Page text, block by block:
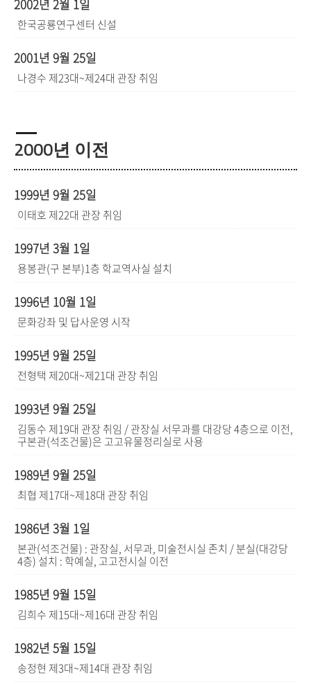
2002년 2월 1일
한국공룡연구센터 신설
2001년 9월 25일
나경수 제23대~제24대 관장 취임
2000년 이전
1999년 9월 25일
이태호 제22대 관장 취임
1997년 3월 1일
용봉관(구 본부)1층 학교역사실 설치
1996년 10월 1일
문화강좌 및 답사운영 시작
1995년 9월 25일
전형택 제20대~제21대 관장 취임
1993년 9월 25일
김동수 제19대 관장 취임 / 관장실 서무과를 대강당 4층으로 이전,
구본관(석조건물)은 고고유물정리실로 사용
1989년 9월 25일
최협 제17대~제18대 관장 취임
1986년 3월 1일
본관(석조건물) : 관장실, 서무과, 미술전시실 존치 / 분실(대강당
4층) 설치 : 학예실, 고고전시실 이전
1985년 9월 15일
김희수 제15대~제16대 관장 취임
1982년 5월 15일
송정현 제3대~제14대 관장 취임